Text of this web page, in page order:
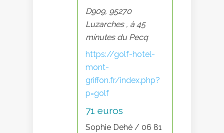
D909, 95270
Luzarches , à 45
minutes du Pecq
https://golf-hotel-
mont-
griffon.fr/index.php?
p=golf
71 euros
Sophie Dehé / 06 81